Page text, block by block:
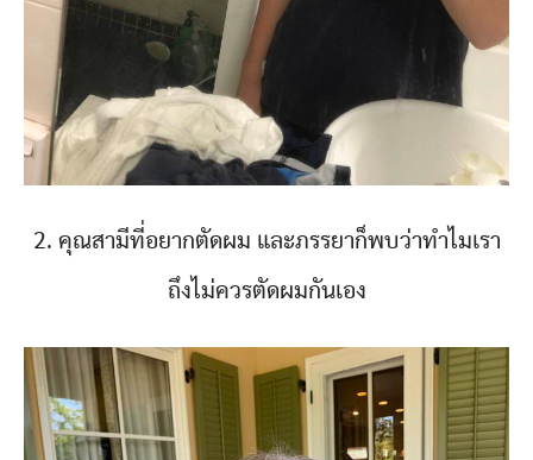
2. คุณสามีที่อยากตัดผม และภรรยาก็พบว่าทำไมเรา
ถึงไม่ควรตัดผมกันเอง